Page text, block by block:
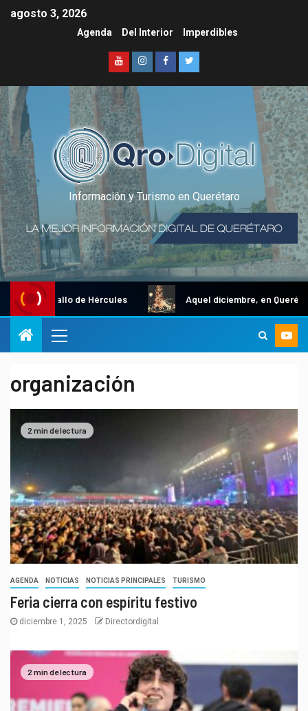
agosto 3, 2026
Agenda Del Interior Imperdibles
Información y Turismo en Querétaro
Gallo de Hércules Aquel diciembre, en Querétaro
organización
2 min de lectura
AGENDA NOTICIAS NOTICIAS PRINCIPALES TURISMO
Feria cierra con espíritu festivo
diciembre 1, 2025 Directordigital
2 min de lectura